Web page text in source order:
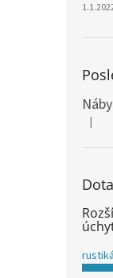
|